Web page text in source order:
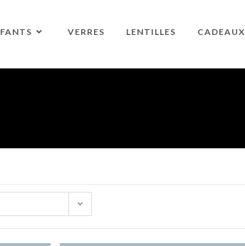
VERRES LENTILLES CADEAUX